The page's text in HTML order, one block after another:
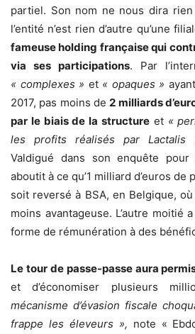
partiel. Son nom ne nous dira
l’entité n’est rien d’autre qu’une
fameuse holding française qui
via ses participations. Par
« complexes » et « opaques »
2017, pas moins de2 milliards
par le biais de la structure et «
les profits réalisés par Lactalis
Valdigué dans son enquête
aboutit à ce qu’1 milliard d’euros de
soit reversé à BSA, en Belgique,
moins avantageuse. L’autre moitié
forme de rémunération à des
Le tour de passe-passe aura
et d’économiser plusieurs
mécanisme d’évasion fiscale
frappe les éleveurs », note «